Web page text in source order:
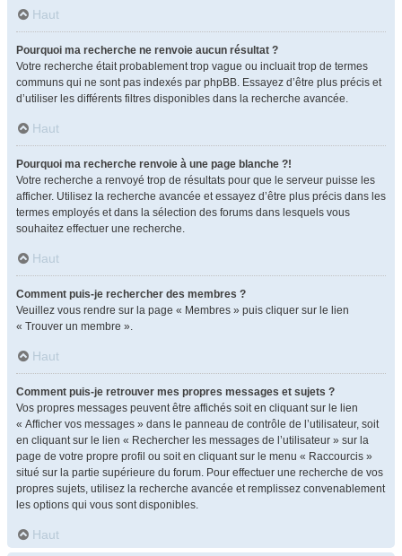
Haut
Pourquoi ma recherche ne renvoie aucun résultat ?
Votre recherche était probablement trop vague ou incluait trop de termes
communs qui ne sont pas indexés par phpBB. Essayez d’être plus précis et
d’utiliser les différents filtres disponibles dans la recherche avancée.
Haut
Pourquoi ma recherche renvoie à une page blanche ?!
Votre recherche a renvoyé trop de résultats pour que le serveur puisse les
afficher. Utilisez la recherche avancée et essayez d’être plus précis dans les
termes employés et dans la sélection des forums dans lesquels vous
souhaitez effectuer une recherche.
Haut
Comment puis-je rechercher des membres ?
Veuillez vous rendre sur la page « Membres » puis cliquer sur le lien
« Trouver un membre ».
Haut
Comment puis-je retrouver mes propres messages et sujets ?
Vos propres messages peuvent être affichés soit en cliquant sur le lien
« Afficher vos messages » dans le panneau de contrôle de l’utilisateur, soit
en cliquant sur le lien « Rechercher les messages de l’utilisateur » sur la
page de votre propre profil ou soit en cliquant sur le menu « Raccourcis »
situé sur la partie supérieure du forum. Pour effectuer une recherche de vos
propres sujets, utilisez la recherche avancée et remplissez convenablement
les options qui vous sont disponibles.
Haut